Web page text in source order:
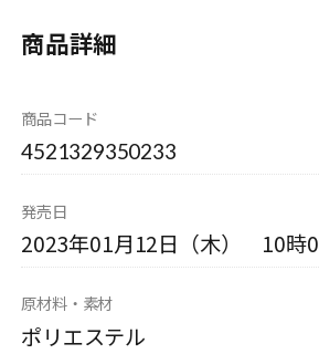
商品詳細
商品コード
4521329350233
発売日
2023年01月12日（木） 10時
原材料・素材
ポリエステル